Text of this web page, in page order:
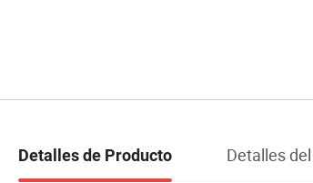
Detalles de Producto Detalles